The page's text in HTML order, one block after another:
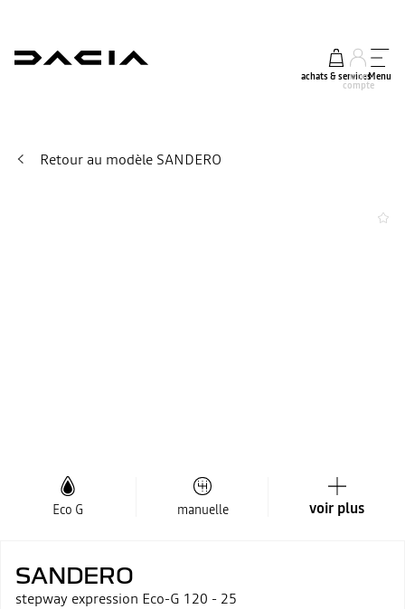
achats & services
mon
compte
Menu
Retour au modèle SANDERO
Eco G manuelle voir plus
SANDERO
stepway expression Eco-G 120 - 25